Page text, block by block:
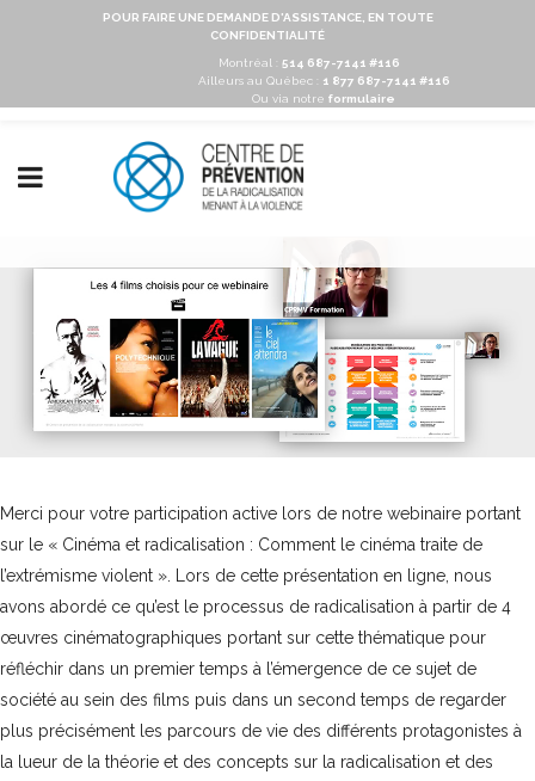
POUR FAIRE UNE DEMANDE D'ASSISTANCE, EN TOUTE
CONFIDENTIALITÉ
Montréal : 514 687-7141 #116
Ailleurs au Québec :
1 877 687-7141 #116
Ou via notre formulaire
Merci pour votre participation active lors de notre webinaire portant
sur le « Cinéma et radicalisation : Comment le cinéma traite de
l’extrémisme violent ». Lors de cette présentation en ligne, nous
avons abordé ce qu’est le processus de radicalisation à partir de 4
œuvres cinématographiques portant sur cette thématique pour
réfléchir dans un premier temps à l’émergence de ce sujet de
société au sein des films puis dans un second temps de regarder
plus précisément les parcours de vie des différents protagonistes à
la lueur de la théorie et des concepts sur la radicalisation et des